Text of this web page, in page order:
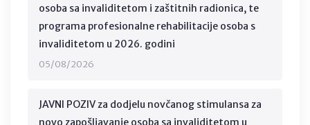
osoba sa invaliditetom i zaštitnih radionica, te
programa profesionalne rehabilitacije osoba s
invaliditetom u 2026. godini
05/08/2026
JAVNI POZIV za dodjelu novčanog stimulansa za
novo zapošljavanje osoba sa invaliditetom u